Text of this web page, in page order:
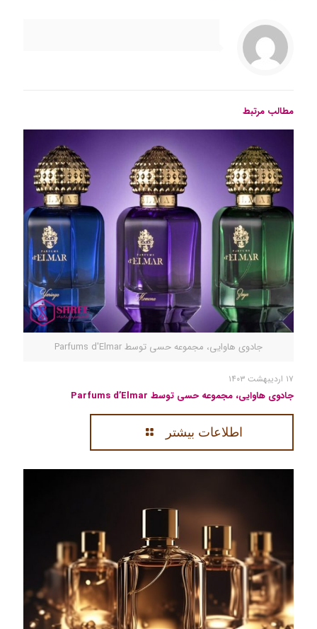
مطالب مرتبط
جادوی هاوایی، مجموعه حسی توسط Parfums d'Elmar
۱۷ اردیبهشت ۱۴۰۳
جادوی هاوایی، مجموعه حسی توسط Parfums d’Elmar
اطلاعات بیشتر